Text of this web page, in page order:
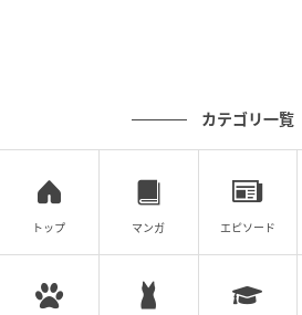
カテゴリ一覧
トップ マンガ エピソード